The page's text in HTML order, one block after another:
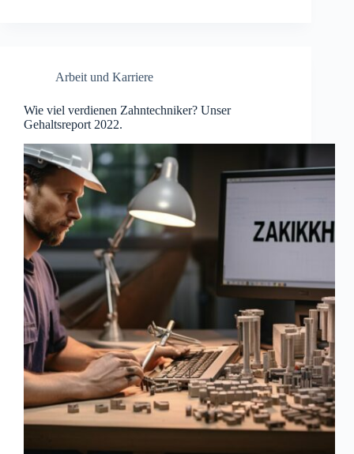
Arbeit und Karriere
Wie viel verdienen Zahntechniker? Unser
Gehaltsreport 2022.